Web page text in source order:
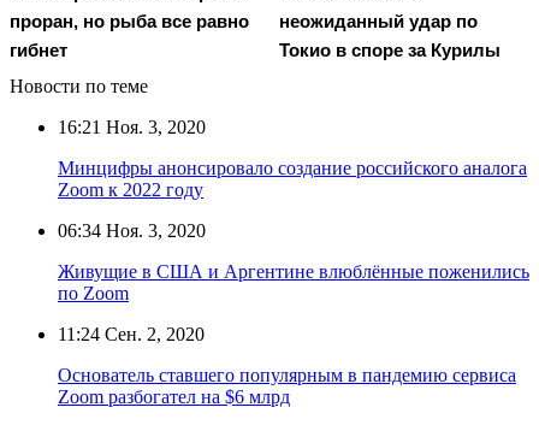
проран, но рыба все равно
гибнет
неожиданный удар по
Токио в споре за Курилы
Новости по теме
16:21 Ноя. 3, 2020
Минцифры анонсировало создание российского аналога
Zoom к 2022 году
06:34 Ноя. 3, 2020
Живущие в США и Аргентине влюблённые поженились
по Zoom
11:24 Сен. 2, 2020
Основатель ставшего популярным в пандемию сервиса
Zoom разбогател на $6 млрд